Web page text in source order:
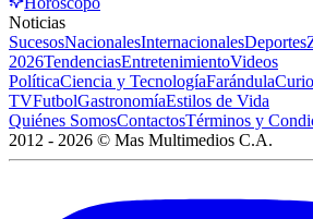
Noticias
SucesosNacionalesInternacionalesDeportes
2026TendenciasEntretenimientoVideos
PolíticaCiencia y TecnologíaFarándula
TVFutbolGastronomíaEstilos de Vida
Quiénes SomosContactosTérminos y
2012 - 2026 © Mas Multimedios C.A.